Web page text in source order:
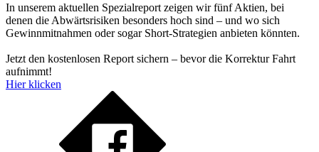
In unserem aktuellen Spezialreport zeigen wir fünf Aktien, bei
denen die Abwärtsrisiken besonders hoch sind – und wo sich
Gewinnmitnahmen oder sogar Short-Strategien anbieten könnten.
Jetzt den kostenlosen Report sichern – bevor die Korrektur Fahrt
aufnimmt!
Hier klicken